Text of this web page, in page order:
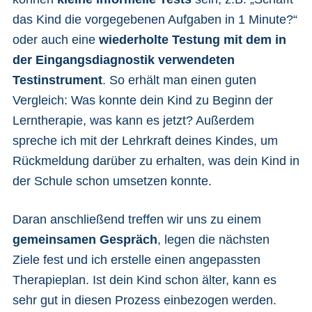
das Kind die vorgegebenen Aufgaben in 1 Minute?“
oder auch eine wiederholte Testung mit dem in
der Eingangsdiagnostik verwendeten
Testinstrument. So erhält man einen guten
Vergleich: Was konnte dein Kind zu Beginn der
Lerntherapie, was kann es jetzt? Außerdem
spreche ich mit der Lehrkraft deines Kindes, um
Rückmeldung darüber zu erhalten, was dein Kind in
der Schule schon umsetzen konnte.
Daran anschließend treffen wir uns zu einem
gemeinsamen Gespräch, legen die nächsten
Ziele fest und ich erstelle einen angepassten
Therapieplan. Ist dein Kind schon älter, kann es
sehr gut in diesen Prozess einbezogen werden.